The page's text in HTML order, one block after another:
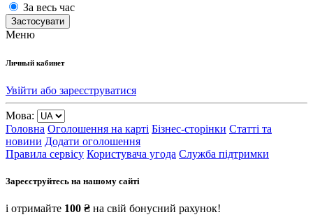
За весь час
Застосувати
Меню
Личный кабинет
Увійти або зареєструватися
Мова:
Головна Оголошення на карті Бізнес-сторінки Статті та
новини Додати оголошення
Правила сервісу Користувача угода Служба підтримки
Зареєструйтесь на нашому сайті
і отримайте 100 ₴ на свій бонусний рахунок!